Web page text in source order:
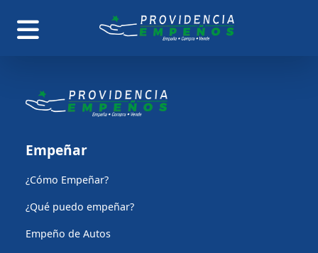
Empeñar
¿Cómo Empeñar?
¿Qué puedo empeñar?
Empeño de Autos